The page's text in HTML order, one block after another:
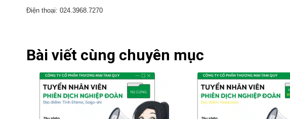
Điện thoại: 024.3968.7270
Bài viết cùng chuyên mục